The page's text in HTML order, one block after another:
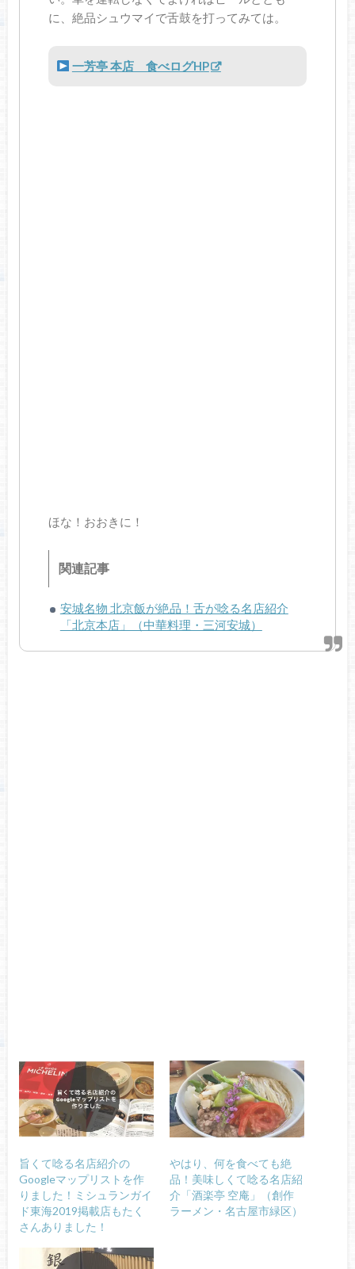
に、絶品シュウマイで舌鼓を打ってみては。
一芳亭 本店 食べログHP
ほな！おおきに！
関連記事
安城名物 北京飯が絶品！舌が唸る名店紹介
「北京本店」（中華料理・三河安城）
旨くて唸る名店紹介の
Googleマップリストを作
りました！ミシュランガイ
ド東海2019掲載店もたく
さんありました！
やはり、何を食べても絶
品！美味しくて唸る名店紹
介「酒楽亭 空庵」（創作
ラーメン・名古屋市緑区）